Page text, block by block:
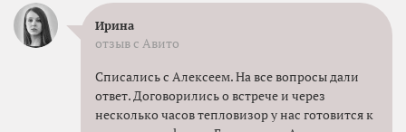
Ирина
отзыв с Авито
Списались с Алексеем. На все вопросы дали
ответ. Договорились о встрече и через
несколько часов тепловизор у нас готовится к